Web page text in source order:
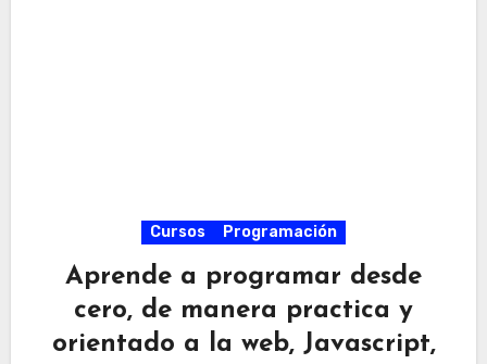
Cursos Programación
Aprende a programar desde
cero, de manera practica y
orientado a la web, Javascript,